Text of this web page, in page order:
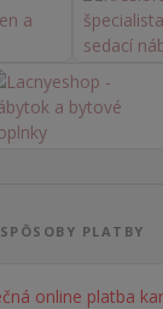
SPÔSOBY PLATBY